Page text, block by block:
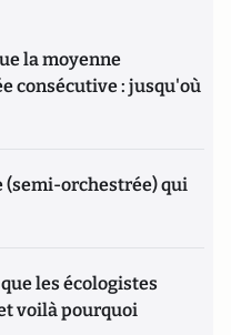
la moyenne
consécutive : jusqu'où
orchestrée) qui
les écologistes
voilà pourquoi